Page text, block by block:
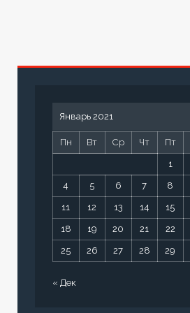
Январь 2021
Пн Вт Ср Чт Пт
1
4 5 6 7 8
11 12 13 14 15
18 19 20 21 22
25 26 27 28 29
« Дек